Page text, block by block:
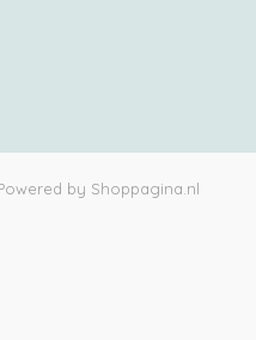
by Shoppagina.nl